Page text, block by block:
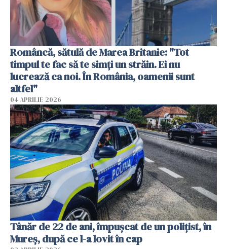
Româncă, sătulă de Marea Britanie: "Tot
timpul te fac să te simți un străin. Ei nu
lucrează ca noi. În România, oamenii sunt
altfel"
04 APRILIE 2026
Tânăr de 22 de ani, împușcat de un polițist, în
Mureș, după ce l-a lovit în cap